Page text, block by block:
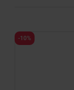
-10%